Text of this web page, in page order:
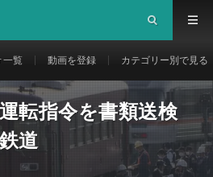
一覧 動画を登録 カテゴリー別で見る
転指令を書類送検
道